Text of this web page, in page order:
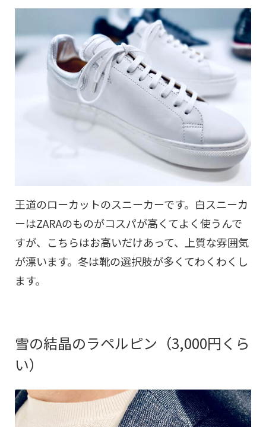
王道のローカットのスニーカーです。白スニーカ
ーはZARAのものがコスパが高くてよく使うんで
すが、こちらはお高いだけあって、上質な雰囲気
が漂います。冬は靴の選択肢が多くてわくわくし
ます。
雪の結晶のラペルピン（3,000円くら
い）